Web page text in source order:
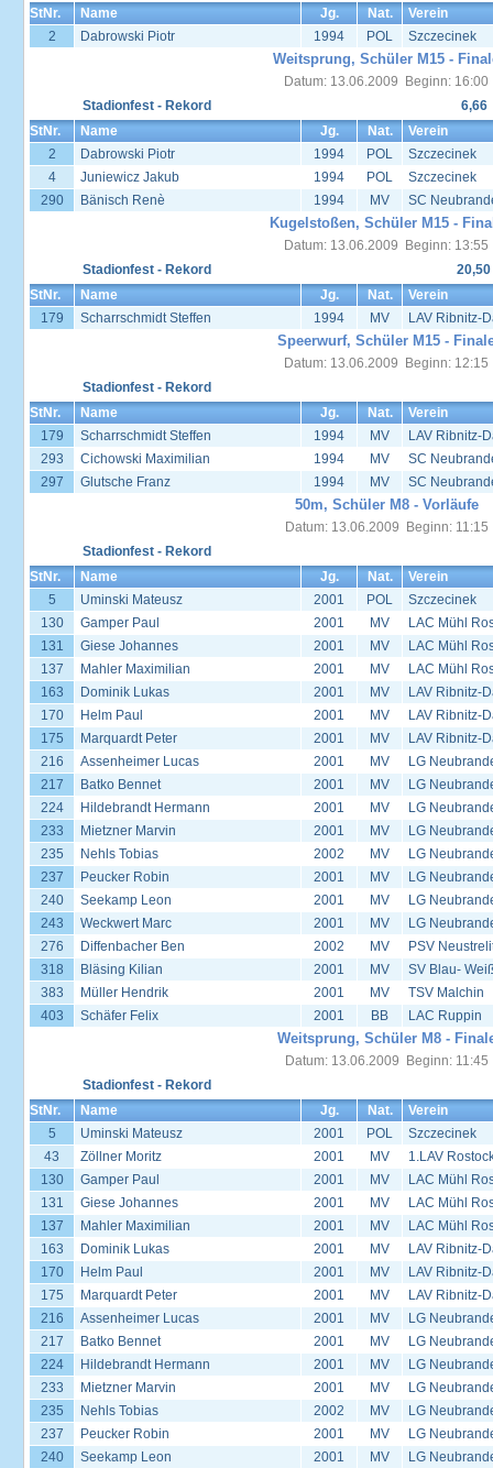
StNr.
Name Jg. Nat.
Verein
2
Dabrowski Piotr 1994 POL Szczecinek
Weitsprung, Schüler M15 -
Datum: 13.06.2009 Beginn: 16:00
Stadionfest - Rekord
6,66
StNr.
Name Jg. Nat.
Verein
2
Dabrowski Piotr 1994 POL
Szczecinek
4
Juniewicz Jakub 1994 POL
Szczecinek
290
Bänisch Renè 1994 MV SC
Kugelstoßen, Schüler M15 -
Datum: 13.06.2009 Beginn: 13:55
Stadionfest - Rekord
20,50
StNr.
Name Jg. Nat.
Verein
179
Scharrschmidt Steffen 1994 MV LAV Ribnitz-
Speerwurf, Schüler M15 -
Datum: 13.06.2009 Beginn: 12:15
Stadionfest - Rekord
StNr.
Name Jg. Nat.
Verein
179
Scharrschmidt Steffen 1994 MV
LAV Ribnitz-
293
Cichowski Maximilian 1994 MV
SC
297
Glutsche Franz 1994 MV SC
50m, Schüler M8 - Vorläufe
Datum: 13.06.2009 Beginn: 11:15
Stadionfest - Rekord
StNr.
Name Jg. Nat.
Verein
5
Uminski Mateusz 2001 POL
Szczecinek
130
Gamper Paul 2001 MV
LAC Mühl
131
Giese Johannes 2001 MV
LAC Mühl
137
Mahler Maximilian 2001 MV
LAC Mühl
163
Dominik Lukas 2001 MV
LAV Ribnitz-
170
Helm Paul 2001 MV
LAV Ribnitz-
175
Marquardt Peter 2001 MV
LAV Ribnitz-
216
Assenheimer Lucas 2001 MV
LG
217
Batko Bennet 2001 MV
LG
224
Hildebrandt Hermann 2001 MV
LG
233
Mietzner Marvin 2001 MV
LG
235
Nehls Tobias 2002 MV
LG
237
Peucker Robin 2001 MV
LG
240
Seekamp Leon 2001 MV
LG
243
Weckwert Marc 2001 MV
LG
276
Diffenbacher Ben 2002 MV
PSV
318
Bläsing Kilian 2001 MV
SV Blau-
383
Müller Hendrik 2001 MV
TSV Malchin
403
Schäfer Felix 2001 BB LAC Ruppin
Weitsprung, Schüler M8 -
Datum: 13.06.2009 Beginn: 11:45
Stadionfest - Rekord
StNr.
Name Jg. Nat.
Verein
5
Uminski Mateusz 2001 POL
Szczecinek
43
Zöllner Moritz 2001 MV
1.LAV
130
Gamper Paul 2001 MV
LAC Mühl
131
Giese Johannes 2001 MV
LAC Mühl
137
Mahler Maximilian 2001 MV
LAC Mühl
163
Dominik Lukas 2001 MV
LAV Ribnitz-
170
Helm Paul 2001 MV
LAV Ribnitz-
175
Marquardt Peter 2001 MV
LAV Ribnitz-
216
Assenheimer Lucas 2001 MV
LG
217
Batko Bennet 2001 MV
LG
224
Hildebrandt Hermann 2001 MV
LG
233
Mietzner Marvin 2001 MV
LG
235
Nehls Tobias 2002 MV
LG
237
Peucker Robin 2001 MV
LG
240
Seekamp Leon 2001 MV
LG